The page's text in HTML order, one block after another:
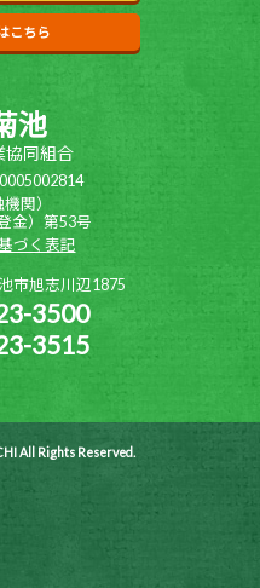
こちら
池
協同組合
関）
金）第53号
づく表記
市旭志川辺1875
3500
3515
All Rights Reserved.